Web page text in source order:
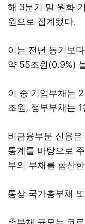
해 3분기 말 원화
원으로 집계됐다.
이는 전년 동기보
약 55조원(0.9%)
이 중 기업부채는
조원, 정부부채는
비금융부문 신용
통계를 바탕으로
부의 부채를 합산
통상 국가총부채